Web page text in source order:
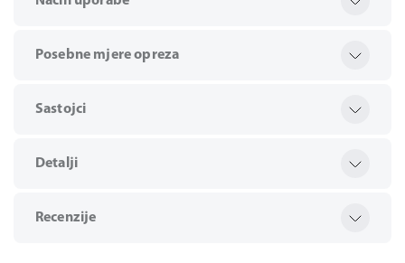
Posebne mjere opreza
Sastojci
Detalji
Recenzije